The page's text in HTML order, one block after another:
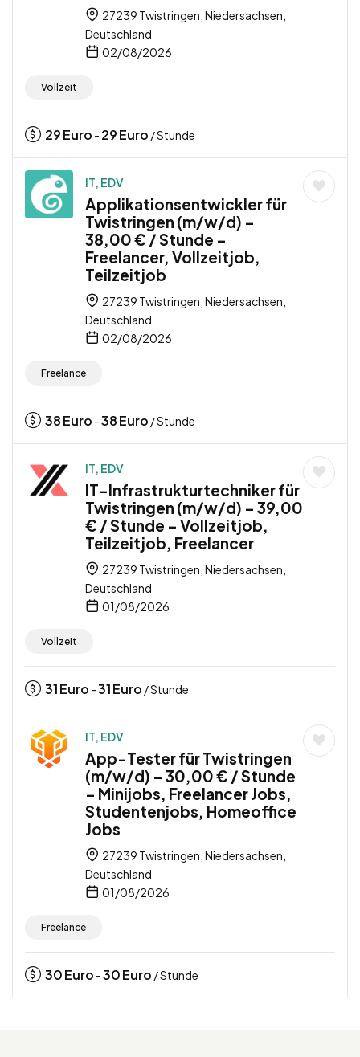
27239 Twistringen, Niedersachsen,
Deutschland
02/08/2026
Vollzeit
29Euro - 29Euro / Stunde
IT, EDV
Applikationsentwickler für
Twistringen (m/w/d) –
38,00 € / Stunde –
Freelancer, Vollzeitjob,
Teilzeitjob
27239 Twistringen, Niedersachsen,
Deutschland
02/08/2026
Freelance
38Euro -38Euro / Stunde
IT, EDV
IT-Infrastrukturtechniker für
Twistringen (m/w/d) – 39,00
€ / Stunde – Vollzeitjob,
Teilzeitjob, Freelancer
27239 Twistringen, Niedersachsen,
Deutschland
01/08/2026
Vollzeit
31Euro -31Euro / Stunde
IT, EDV
App-Tester für Twistringen
(m/w/d) – 30,00 € / Stunde
– Minijobs, Freelancer Jobs,
Studentenjobs, Homeoffice
Jobs
27239 Twistringen, Niedersachsen,
Deutschland
01/08/2026
Freelance
30Euro -30Euro / Stunde